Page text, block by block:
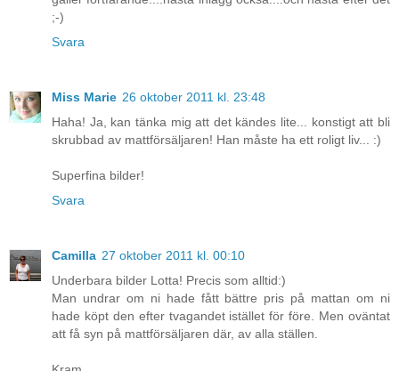
;-)
Svara
Miss Marie 26 oktober 2011 kl. 23:48
Haha! Ja, kan tänka mig att det kändes lite... konstigt att bli
skrubbad av mattförsäljaren! Han måste ha ett roligt liv... :)
Superfina bilder!
Svara
Camilla 27 oktober 2011 kl. 00:10
Underbara bilder Lotta! Precis som alltid:)
Man undrar om ni hade fått bättre pris på mattan om ni
hade köpt den efter tvagandet istället för före. Men oväntat
att få syn på mattförsäljaren där, av alla ställen.